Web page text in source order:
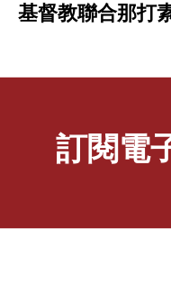
基督教聯合那打
訂閱電